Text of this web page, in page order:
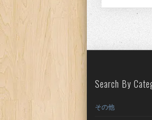
Search By
その他